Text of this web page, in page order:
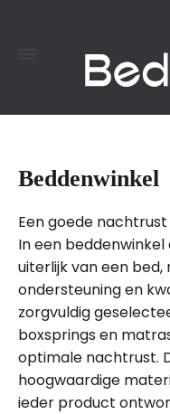
Beddenwinkel
Een goede
In een
uiterlijk van een
ondersteuning en
zorgvuldig
boxsprings en
optimale nachtrust.
hoogwaardige
ieder product